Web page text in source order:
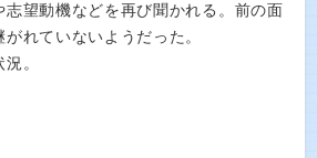
志望動機などを再び聞かれる。前の面
れていないようだった。
。